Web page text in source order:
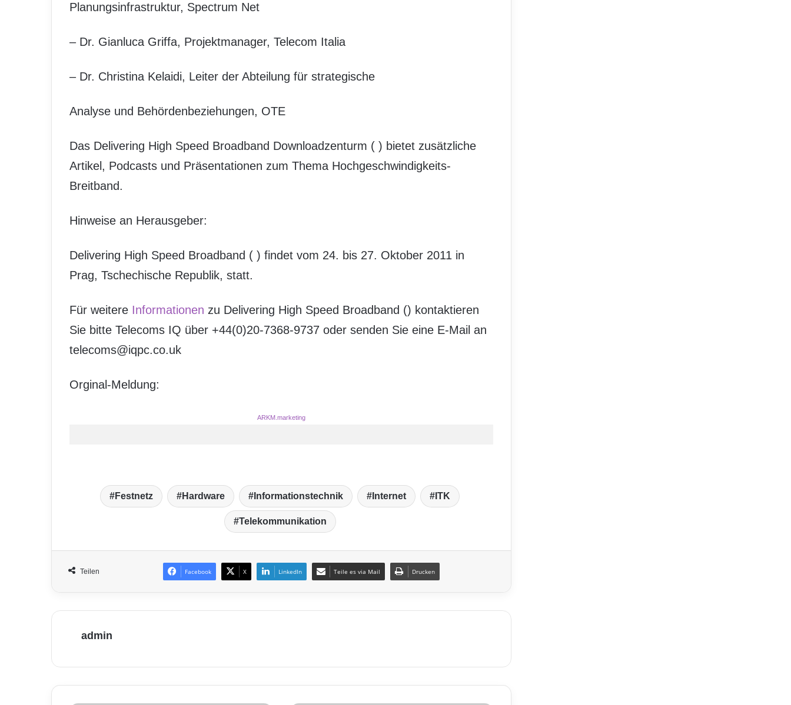
Planungsinfrastruktur, Spectrum Net
– Dr. Gianluca Griffa, Projektmanager, Telecom Italia
– Dr. Christina Kelaidi, Leiter der Abteilung für strategische
Analyse und Behördenbeziehungen, OTE
Das Delivering High Speed Broadband Downloadzenturm ( ) bietet zusätzliche
Artikel, Podcasts und Präsentationen zum Thema Hochgeschwindigkeits-
Breitband.
Hinweise an Herausgeber:
Delivering High Speed Broadband ( ) findet vom 24. bis 27. Oktober 2011 in
Prag, Tschechische Republik, statt.
Für weitere Informationen zu Delivering High Speed Broadband () kontaktieren
Sie bitte Telecoms IQ über +44(0)20-7368-9737 oder senden Sie eine E-Mail an
telecoms@iqpc.co.uk
Orginal-Meldung:
ARKM.marketing
Festnetz Hardware Informationstechnik Internet ITK
Telekommunikation
Teilen Facebook X LinkedIn Teile es via Mail Drucken
admin